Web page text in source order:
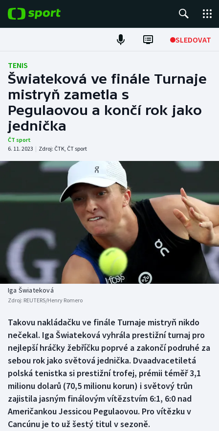
SLEDOVAT
ME v atletice
ME v plavání
Fotbal
Hokej
Americký fotbal
Atletika
Baseball a softbal
Basketbal
Biatlon
Boby a skeleton
Box
Curling
Cyklistika
Dostihy
NEPŘEHLÉDNĚTE
Soutěže
Historické návraty
Aplikace ČT sport
AZ kvíz
TENIS
Šwiateková ve finále Turnaje
mistryň zametla s
Pegulaovou a končí rok jako
jednička
ČT sport
6. 11. 2023 | Zdroj: ČTK, ČT sport
Iga Šwiateková
Zdroj: REUTERS/Henry Romero
Takovu nakládačku ve finále Turnaje mistryň nikdo
nečekal. Iga Šwiateková vyhrála prestižní turnaj pro
nejlepší hráčky žebříčku poprvé a zakončí podruhé za
sebou rok jako světová jednička. Dvaadvacetiletá
polská tenistka si prestižní trofej, prémii téměř 3,1
milionu dolarů (70,5 milionu korun) i světový trůn
zajistila jasným finálovým vítězstvím 6:1, 6:0 nad
Američankou Jessicou Pegulaovou. Pro vítězku v
Cancúnu je to už šestý titul v sezoně.